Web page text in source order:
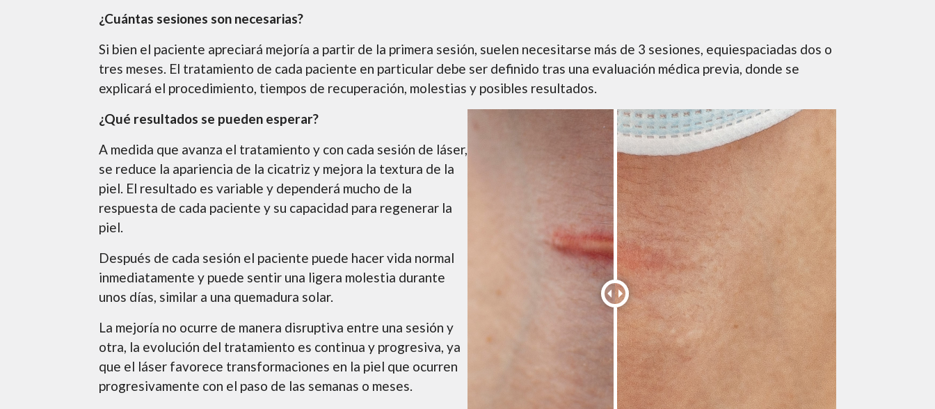
¿Cuántas sesiones son necesarias?
Si bien el paciente apreciará mejoría a partir de la primera sesión, suelen necesitarse más de 3 sesiones, equiespaciadas dos o
tres meses. El tratamiento de cada paciente en particular debe ser definido tras una evaluación médica previa, donde se
explicará el procedimiento, tiempos de recuperación, molestias y posibles resultados.
¿Qué resultados se pueden esperar?
A medida que avanza el tratamiento y con cada sesión de láser,
se reduce la apariencia de la cicatriz y mejora la textura de la
piel. El resultado es variable y dependerá mucho de la
respuesta de cada paciente y su capacidad para regenerar la
piel.
Después de cada sesión el paciente puede hacer vida normal
inmediatamente y puede sentir una ligera molestia durante
unos días, similar a una quemadura solar.
La mejoría no ocurre de manera disruptiva entre una sesión y
otra, la evolución del tratamiento es continua y progresiva, ya
que el láser favorece transformaciones en la piel que ocurren
progresivamente con el paso de las semanas o meses.